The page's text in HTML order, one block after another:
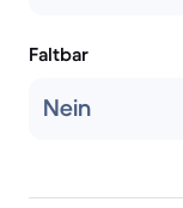
Faltbar
Nein